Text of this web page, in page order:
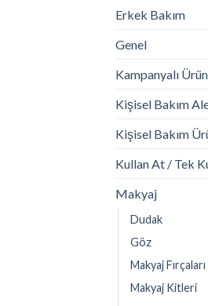
Erkek Bakım
Genel
Kampanyalı
Kişisel Bakım
Kişisel Bakım
Kullan At / Tek
Makyaj
Dudak
Göz
Makyaj Fırçaları
Makyaj Kitleri